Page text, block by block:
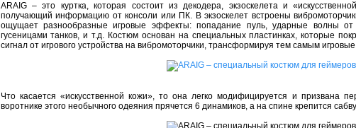
ARAIG – это куртка, которая состоит из декодера, экзоскелета и
получающий информацию от консоли или ПК. В экзоскелет встроены
ощущает разнообразные игровые эффекты: попадание пуль, ударные волны
гусеницами танков, и т.д. Костюм основан на специальных пластинках, которые
сигнал от игрового устройства на вибромоторчики, трансформируя тем самым
Что касается «искусственной кожи», то она легко модифицируется и призвана
воротнике этого необычного одеяния прячется 6 динамиков, а на спине крепится